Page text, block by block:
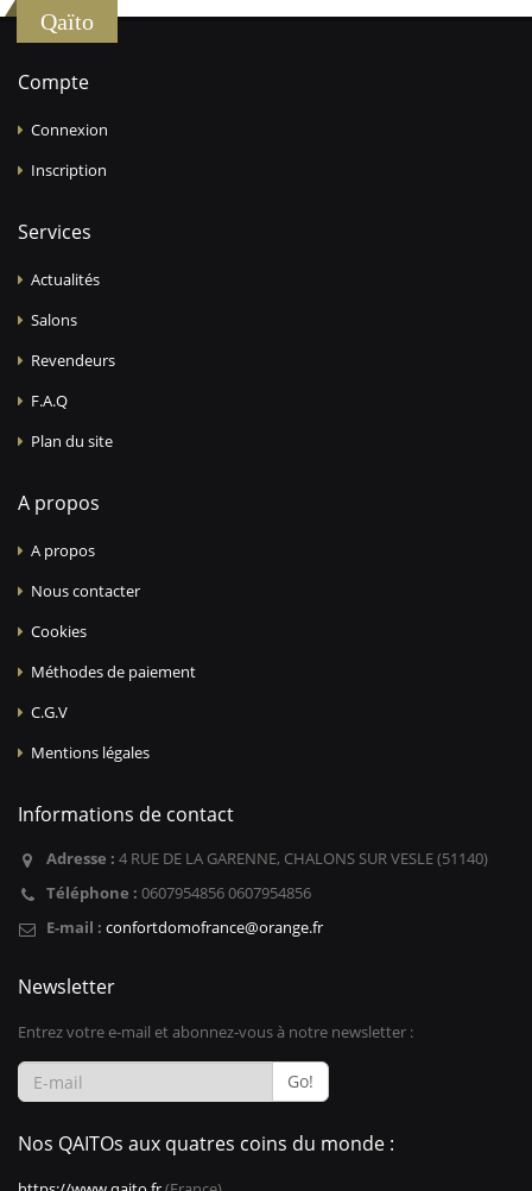
Qaïto
Compte
Connexion
Inscription
Services
Actualités
Salons
Revendeurs
F.A.Q
Plan du site
A propos
A propos
Nous contacter
Cookies
Méthodes de paiement
C.G.V
Mentions légales
Informations de contact
Adresse : 4 RUE DE LA GARENNE, CHALONS SUR VESLE (51140)
Téléphone : 0607954856 0607954856
E-mail : confortdomofrance@orange.fr
Newsletter
Entrez votre e-mail et abonnez-vous à notre newsletter :
Go!
Nos QAITOs aux quatres coins du monde :